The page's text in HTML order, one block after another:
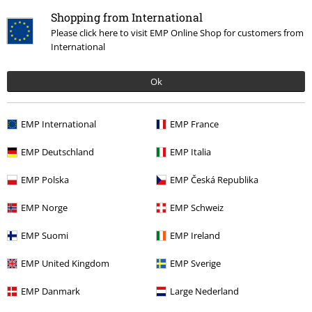
Shopping from International
Please click here to visit EMP Online Shop for customers from
International
Ok
EMP International EMP France
EMP Deutschland EMP Italia
EMP Polska EMP Česká Republika
EMP Norge EMP Schweiz
EMP Suomi EMP Ireland
EMP United Kingdom EMP Sverige
EMP Danmark Large Nederland
Kleding & accessoires Sieraden & extra's Armbanden
Accessoires Sieraden
Sale % Vrouwen Sieraden
Sale % Sieraden Zweetbanden
E-mailnieuwsbrief
Meld je aan en ontvang een code voor 15%
korting!
Meer info